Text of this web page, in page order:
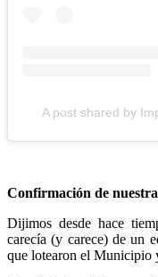
A post shared by
Confirmación de
Dijimos desde hace
carecía (y carece) de un
que lotearon el Municipio